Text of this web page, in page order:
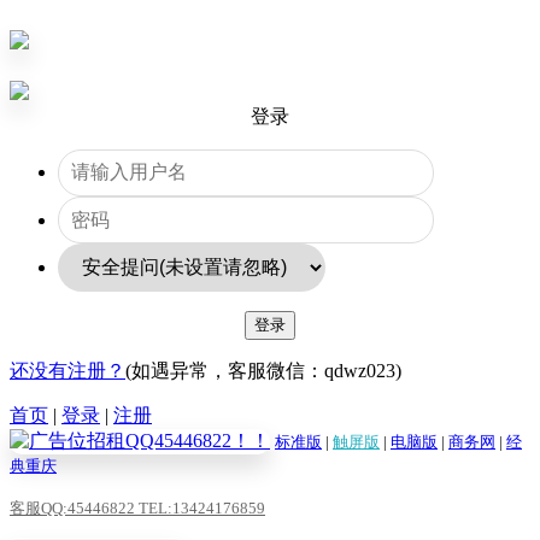
登录
登录
还没有注册？ (如遇异常，客服微信：qdwz023)
首页 | 登录 | 注册
标准版 | 触屏版 | 电脑版 | 商务网 | 经
典重庆
客服QQ:45446822 TEL:13424176859